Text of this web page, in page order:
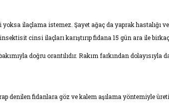
ilaçlama istemez. Şayet ağaç da yaprak hastalığı
cinsi ilaçları karıştırıp fidana 15 gün ara ile
doğru orantılıdır. Rakım farkından dolayısıyla
denilen fidanlara göz ve kalem aşılama yöntemiyle